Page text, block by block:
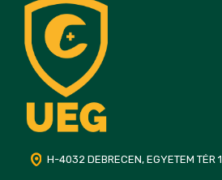
H-4032 DEBRECEN, EGYETEM TÉR 1.